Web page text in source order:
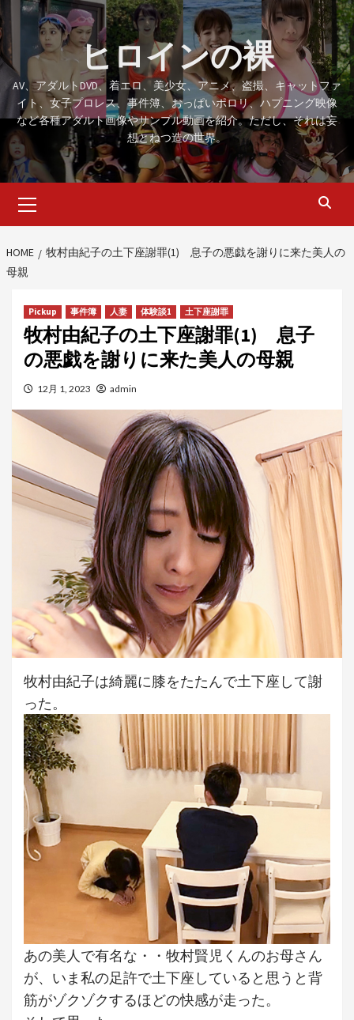
Skip
to
content
ヒロインの裸
AV、アダルトDVD、着エロ、美少女、アニメ、盗撮、キャットファ
イト、女子プロレス、事件簿、おっぱいポロリ、ハプニング映像
など各種アダルト画像やサンプル動画を紹介。ただし、それは妄
想とねつ造の世界。
Menu
HOME
牧村由紀子の土下座謝罪(1) 息子の悪戯を謝りに来た美人の
母親
Pickup 事件簿 人妻 体験談1 土下座謝罪
牧村由紀子の土下座謝罪(1) 息子
の悪戯を謝りに来た美人の母親
12月 1, 2023 admin
牧村由紀子は綺麗に膝をたたんで土下座して謝
った。
あの美人で有名な・・牧村賢児くんのお母さん
が、いま私の足許で土下座していると思うと背
筋がゾクゾクするほどの快感が走った。